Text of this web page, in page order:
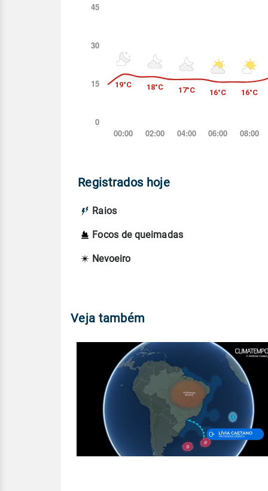
Registrados hoje
Raios
Focos de queimadas
Nevoeiro
Veja também